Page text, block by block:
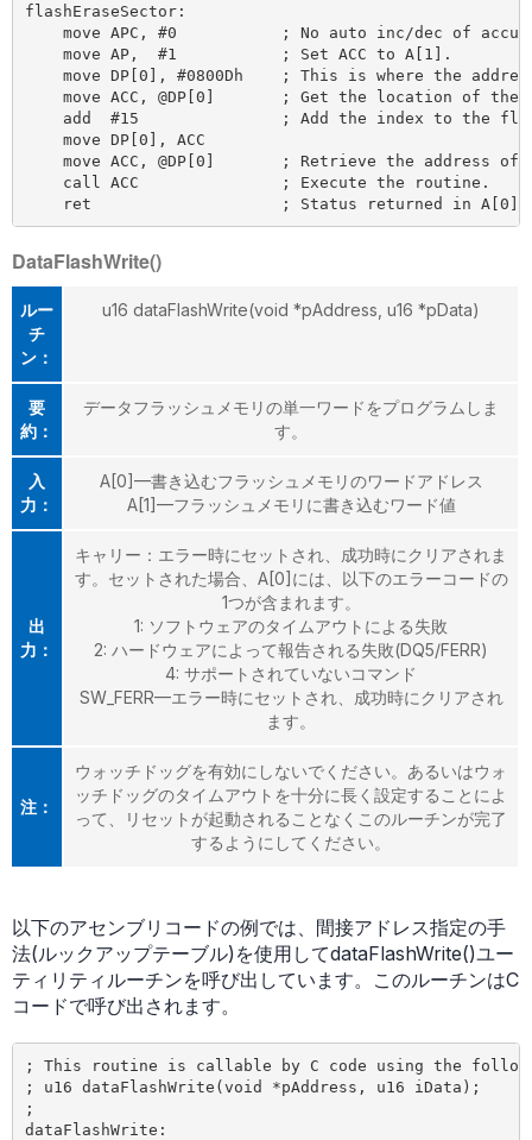
flashEraseSector:
move APC, #0           ; No auto inc/dec of
    move AP,  #1           ; Set ACC to A[1].
move DP[0], #0800Dh    ; This is where the
move ACC, @DP[0]       ; Get the location of the
add  #15               ; Add the index to the
    move DP[0], ACC
move ACC, @DP[0]       ; Retrieve the address of
    call ACC               ; Execute the routine.
DataFlashWrite()
ルー
チ
ン：
u16 dataFlashWrite(void *pAddress, u16 *pData)
要
約：
データフラッシュメモリの単一ワードをプログラムしま
す。
入
力：
A[0]—書き込むフラッシュメモリのワードアドレス
A[1]—フラッシュメモリに書き込むワード値
出
力：
キャリー：エラー時にセットされ、成功時にクリアされま
す。セットされた場合、A[0]には、以下のエラーコードの
1つが含まれます。
1: ソフトウェアのタイムアウトによる失敗
2: ハードウェアによって報告される失敗(DQ5/FERR)
4: サポートされていないコマンド
SW_FERR—エラー時にセットされ、成功時にクリアされ
ます。
注：
ウォッチドッグを有効にしないでください。あるいはウォ
ッチドッグのタイムアウトを十分に長く設定することによ
って、リセットが起動されることなくこのルーチンが完了
するようにしてください。
以下のアセンブリコードの例では、間接アドレス指定の手
法(ルックアップテーブル)を使用してdataFlashWrite()ユー
ティリティルーチンを呼び出しています。このルーチンはC
コードで呼び出されます。
; This routine is callable by C code using the
; u16 dataFlashWrite(void *pAddress, u16 iData);
;
dataFlashWrite: